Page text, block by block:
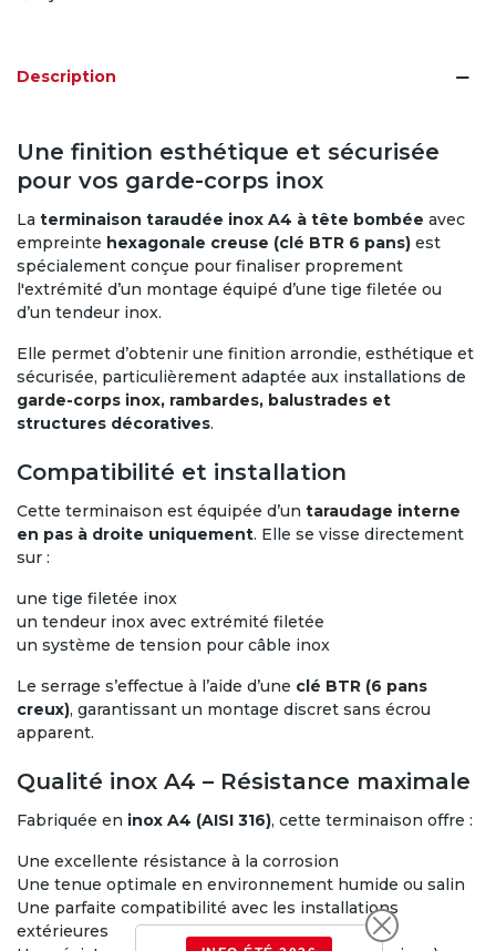
Description
Une finition esthétique et sécurisée
pour vos garde-corps inox
La terminaison taraudée inox A4 à tête bombée avec
empreinte hexagonale creuse (clé BTR 6 pans) est
spécialement conçue pour finaliser proprement
l'extrémité d’un montage équipé d’une tige filetée ou
d’un tendeur inox.
Elle permet d’obtenir une finition arrondie, esthétique et
sécurisée, particulièrement adaptée aux installations de
garde-corps inox, rambardes, balustrades et
structures décoratives.
Compatibilité et installation
Cette terminaison est équipée d’un taraudage interne
en pas à droite uniquement. Elle se visse directement
sur :
une tige filetée inox
un tendeur inox avec extrémité filetée
un système de tension pour câble inox
Le serrage s’effectue à l’aide d’une clé BTR (6 pans
creux), garantissant un montage discret sans écrou
apparent.
Qualité inox A4 – Résistance maximale
Fabriquée en inox A4 (AISI 316), cette terminaison offre :
Une excellente résistance à la corrosion
Une tenue optimale en environnement humide ou salin
Une parfaite compatibilité avec les installations
extérieures